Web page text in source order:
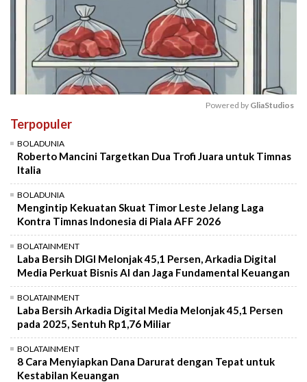
Powered by GliaStudios
Terpopuler
BOLADUNIA
Roberto Mancini Targetkan Dua Trofi Juara untuk Timnas
Italia
BOLADUNIA
Mengintip Kekuatan Skuat Timor Leste Jelang Laga
Kontra Timnas Indonesia di Piala AFF 2026
BOLATAINMENT
Laba Bersih DIGI Melonjak 45,1 Persen, Arkadia Digital
Media Perkuat Bisnis AI dan Jaga Fundamental Keuangan
BOLATAINMENT
Laba Bersih Arkadia Digital Media Melonjak 45,1 Persen
pada 2025, Sentuh Rp1,76 Miliar
BOLATAINMENT
8 Cara Menyiapkan Dana Darurat dengan Tepat untuk
Kestabilan Keuangan